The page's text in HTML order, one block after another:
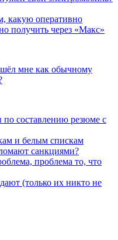
какую оперативно
получить через «Макс»
мне как обычному
по составлению резюме с
и белым спискам
санкциями?
проблема то, что
(только их никто не